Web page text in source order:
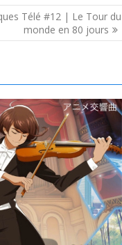
Télé #12 | Le Tour du
monde en 80 jours